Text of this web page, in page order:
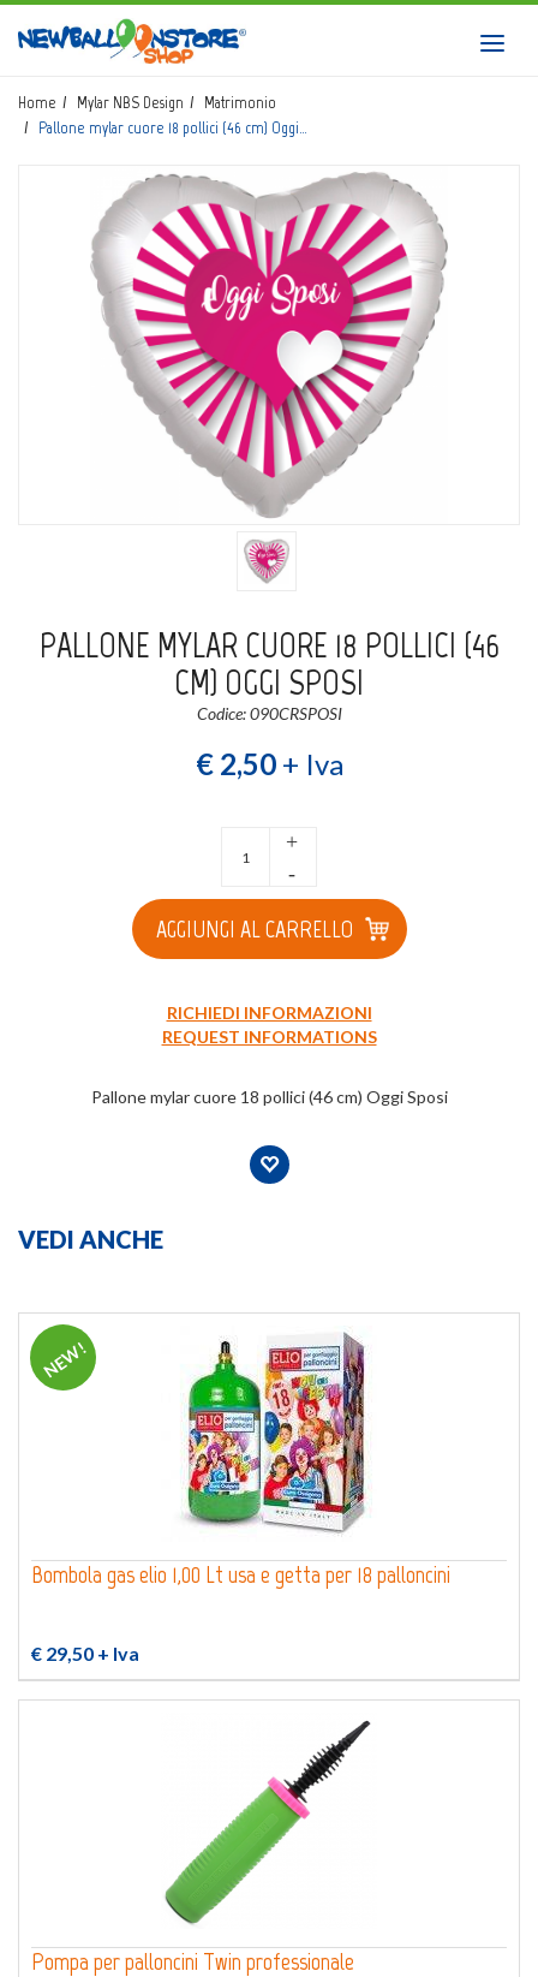
HOME
SHOP
CHI SIAMO
CORSI BALLOON ART
INVIO LOGO
CONTATTI
EVENTI NBS
Wishlist
Home Mylar NBS Design
Matrimonio
Pallone mylar cuore 18 pollici (46 cm) Oggi…
PALLONE MYLAR CUORE 18 POLLICI (46
CM) OGGI SPOSI
Codice: 090CRSPOSI
€ 2,50+ Iva
+
-
AGGIUNGI AL CARRELLO
RICHIEDI INFORMAZIONI
REQUEST INFORMATIONS
Pallone mylar cuore 18 pollici (46 cm) Oggi Sposi
VEDI ANCHE
NEW!
Bombola gas elio 1,00 Lt usa e getta per 18 palloncini
€ 29,50 + Iva
Pompa per palloncini Twin professionale